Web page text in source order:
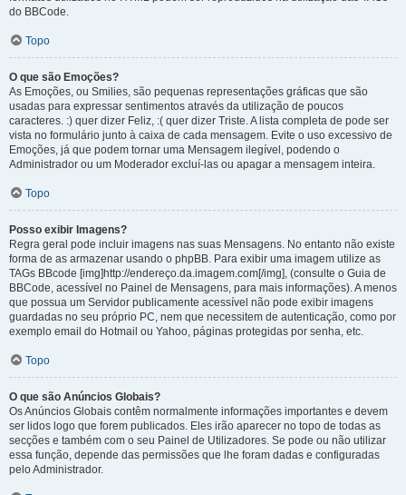
do BBCode.
Topo
O que são Emoções?
As Emoções, ou Smilies, são pequenas representações gráficas que são
usadas para expressar sentimentos através da utilização de poucos
caracteres. :) quer dizer Feliz, :( quer dizer Triste. A lista completa de pode ser
vista no formulário junto à caixa de cada mensagem. Evite o uso excessivo de
Emoções, já que podem tornar uma Mensagem ilegível, podendo o
Administrador ou um Moderador excluí-las ou apagar a mensagem inteira.
Topo
Posso exibir Imagens?
Regra geral pode incluir imagens nas suas Mensagens. No entanto não existe
forma de as armazenar usando o phpBB. Para exibir uma imagem utilize as
TAGs BBcode [img]http://endereço.da.imagem.com[/img], (consulte o Guia de
BBCode, acessível no Painel de Mensagens, para mais informações). A menos
que possua um Servidor publicamente acessível não pode exibir imagens
guardadas no seu próprio PC, nem que necessitem de autenticação, como por
exemplo email do Hotmail ou Yahoo, páginas protegidas por senha, etc.
Topo
O que são Anúncios Globais?
Os Anúncios Globais contêm normalmente informações importantes e devem
ser lidos logo que forem publicados. Eles irão aparecer no topo de todas as
secções e também com o seu Painel de Utilizadores. Se pode ou não utilizar
essa função, depende das permissões que lhe foram dadas e configuradas
pelo Administrador.